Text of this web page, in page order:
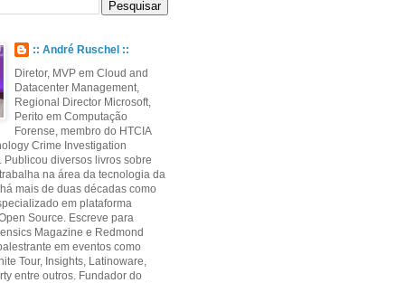
:: André Ruschel ::
Diretor, MVP em Cloud and
Datacenter Management,
Regional Director Microsoft,
Perito em Computação
Forense, membro do HTCIA
Crime Investigation
Publicou diversos livros sobre
na área da tecnologia da
mais de duas décadas como
em plataforma
Source. Escreve para
Magazine e Redmond
em eventos como
Tour, Insights, Latinoware,
entre outros. Fundador do